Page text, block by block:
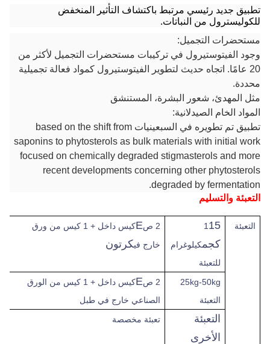
تطبيق جديد رئيسي مرتبط باكتشاف التأثير المنخفض
للكوليسترول من النباتات.
مستحضرات التجميل:
وجود الفيتوستيرول في تركيبات مستحضرات التجميل لأكثر من
20 عامًا. اتجاه حديث لتطوير الفيتوستيرول كمواد فعالة تجميلية
محددة.
مثل المهدئ، شعور البشرة، المستنشق
المواد الخام الصيدلانية:
تطبيق تم تطويره في السبعينيات based on the shift from
saponins to phytosterols as bulk materials with initial work
focused on chemically degraded stigmasterols and more
recent developments concerning other phytosterols
degraded by fermentation.
التعبئة والتسليم
التعبئة 115
كجمكيلوغرام
للتعبئة
2 ص E
كيس داخل + 1 كيس من ورق
خارج فيكرتون
25kg-50kg
التعبئة
2 ص E
كيس داخل + 1 كيس من الورق
الصناعي خارج في طبل
التعبئة
الأخرى
تعبئة مخصصة